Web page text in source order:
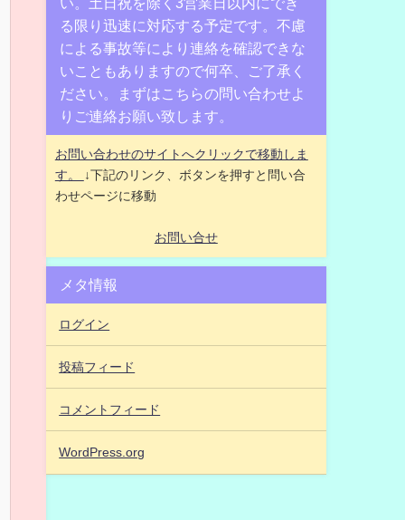
い。土日祝を除く3営業日以内にでき
る限り迅速に対応する予定です。不慮
による事故等により連絡を確認できな
いこともありますので何卒、ご了承く
ださい。まずはこちらの問い合わせよ
りご連絡お願い致します。
お問い合わせのサイトへクリックで移動しま
す。
↓下記のリンク、ボタンを押すと問い合
わせページに移動
お問い合せ
メタ情報
ログイン
投稿フィード
コメントフィード
WordPress.org